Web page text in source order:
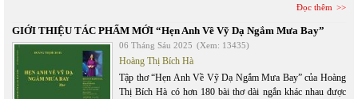
Đọc thêm
GIỚI THIỆU TÁC PHẨM MỚI “Hẹn Anh Về Vỹ Dạ Ngắm Mưa Bay”
06 Tháng Sáu 2025 (Xem: 13435)
Hoàng Thị Bích Hà
Tập thơ “Hẹn Anh Về Vỹ Dạ Ngắm Mưa Bay” của Hoàng
Thị Bích Hà có hơn 180 bài thơ dài ngắn khác nhau được